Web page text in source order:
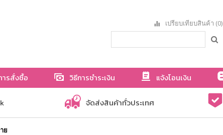
เปรียบเทียบสินค้า (0)
ารสั่งซื้อ วิธีการชำระเงิน แจ้งโอนเงิน
จัดส่งสินค้าทั่วประเทศ
ย